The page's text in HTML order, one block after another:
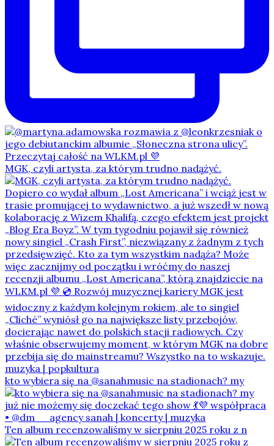
MGK, czyli artysta, za którym trudno nadążyć.
kto wybiera się na @sanahmusic na stadionach? my
Ten album recenzowaliśmy w sierpniu 2025 roku z n